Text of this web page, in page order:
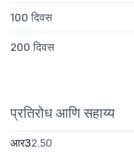
100 दिवस
200 दिवस
प्रतिरोध आणि सहाय्य
आर32.50